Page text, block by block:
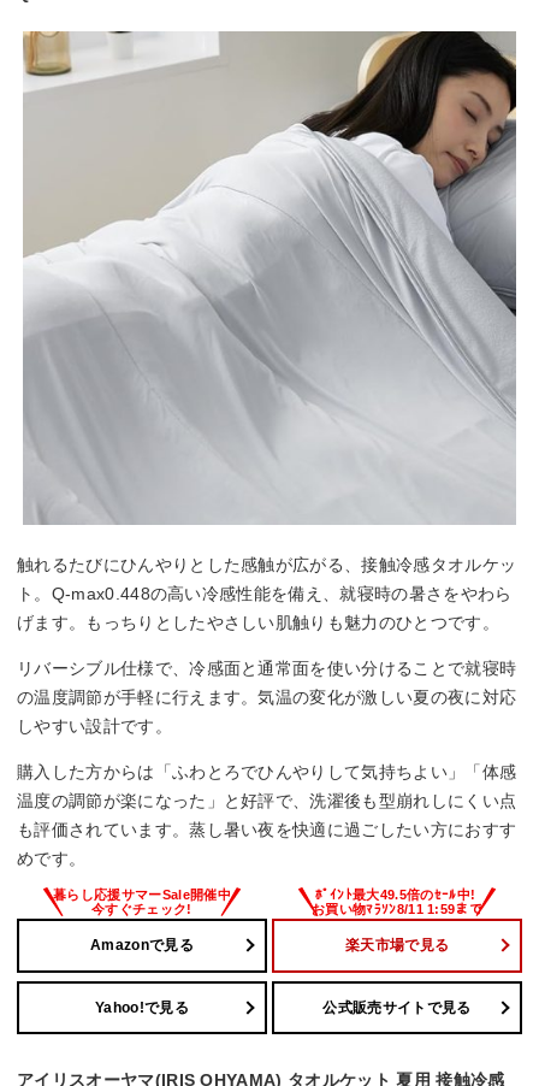
触れるたびにひんやりとした感触が広がる、接触冷感タオルケッ
ト。Q-max0.448の高い冷感性能を備え、就寝時の暑さをやわら
げます。もっちりとしたやさしい肌触りも魅力のひとつです。
リバーシブル仕様で、冷感面と通常面を使い分けることで就寝時
の温度調節が手軽に行えます。気温の変化が激しい夏の夜に対応
しやすい設計です。
購入した方からは「ふわとろでひんやりして気持ちよい」「体感
温度の調節が楽になった」と好評で、洗濯後も型崩れしにくい点
も評価されています。蒸し暑い夜を快適に過ごしたい方におすす
めです。
Amazonで見る 楽天市場で見る
Yahoo!で見る 公式販売サイトで見る
アイリスオーヤマ(IRIS OHYAMA) タオルケット 夏用 接触冷感